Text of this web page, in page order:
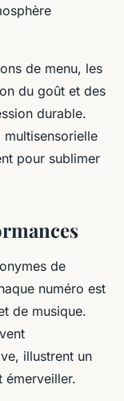
de menu, les
du goût et des
durable.
multisensorielle
pour sublimer
de
numéro est
de musique.
illustrent un
émerveiller.